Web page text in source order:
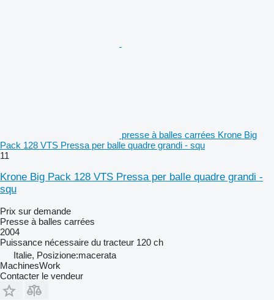
presse à balles carrées Krone Big
Pack 128 VTS Pressa per balle quadre grandi - squ
11
Krone Big Pack 128 VTS Pressa per balle quadre grandi -
squ
Prix sur demande
Presse à balles carrées
2004
Puissance nécessaire du tracteur 120 ch
Italie, Posizione:macerata
MachinesWork
Contacter le vendeur